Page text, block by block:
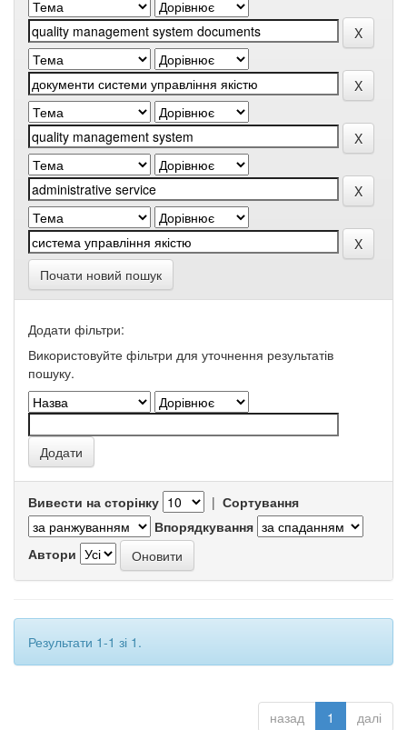
Почати новий пошук
Додати фільтри:
Використовуйте фільтри для уточнення результатів
пошуку.
Вивести на сторінку | Сортування
Впорядкування
Автори
Результати 1-1 зі 1.
назад 1 далі